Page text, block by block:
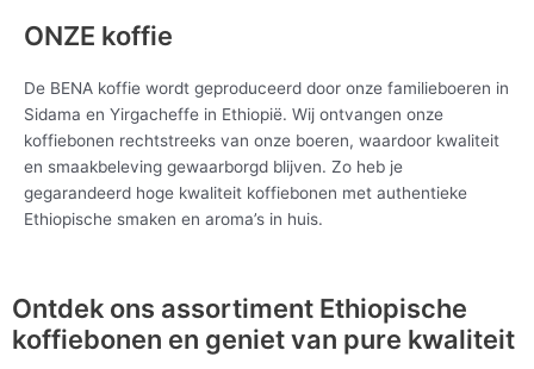
ONZE koffie
De BENA koffie wordt geproduceerd door onze familieboeren in
Sidama en Yirgacheffe in Ethiopië. Wij ontvangen onze
koffiebonen rechtstreeks van onze boeren, waardoor kwaliteit
en smaakbeleving gewaarborgd blijven. Zo heb je
gegarandeerd hoge kwaliteit koffiebonen met authentieke
Ethiopische smaken en aroma’s in huis.
Ontdek ons assortiment Ethiopische
koffiebonen en geniet van pure kwaliteit